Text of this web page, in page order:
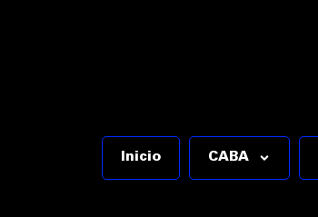
Inicio CABA